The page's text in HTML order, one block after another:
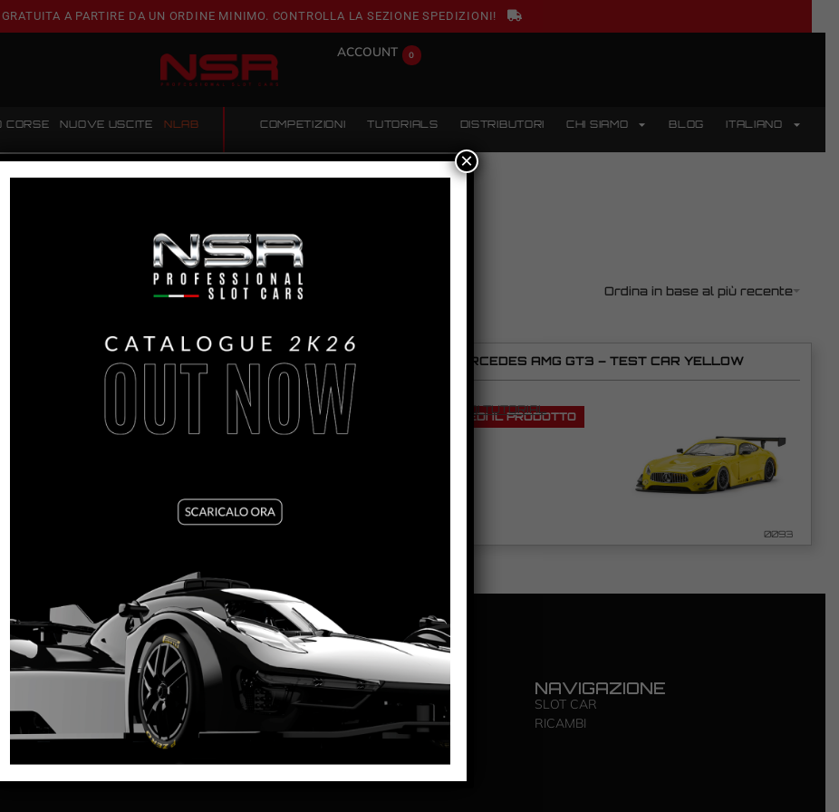
A PARTIRE DA UN ORDINE MINIMO. CONTROLLA LA SEZIONE SPEDIZIONI!
ACCOUNT 0
CORSE NUOVE USCITE NLAB COMPETIZIONI TUTORIALS DISTRIBUTORI CHI SIAMO BLOG ITALIANO
CAR
Ordina in base al più recente
FORMULA 22 – YELLOW TEST CAR
VEDI IL PRODOTTO
MERCEDES AMG GT3 – TEST CAR YELLOW
VEDI TUTORIAL
VEDI IL PRODOTTO
0093
LINK UTILI
SPEDIZIONI
CAMBI E RESI
CONTATTI
INFO LEGALI
PRIVACY POLICY
COOKIE POLICY
TERMINI E CONDIZIONI
NAVIGAZIONE
SLOT CAR
RICAMBI
×